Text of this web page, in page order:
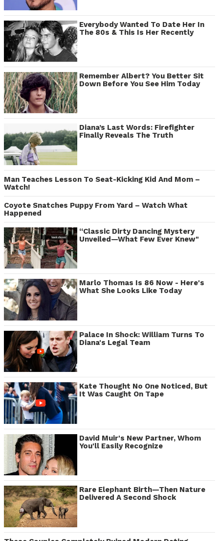
Everybody Wanted To Date Her In
The 80s & This Is Her Recently
Remember Albert? You Better Sit
Down Before You See Him Today
Diana’s Last Words: Firefighter
Finally Reveals The Truth
Man Teaches Lesson To Seat-Kicking Kid And Mom –
Watch!
Coyote Snatches Puppy From Yard – Watch What
Happened
“Classic Dirty Dancing Mystery
Unveiled—What Few Ever Knew"
Marlo Thomas Is 86 Now - Here's
What She Looks Like Today
Palace In Shock: William Turns To
Diana's Legal Team
Kate Thought No One Noticed, But
It Was Caught On Tape
David Muir's New Partner, Whom
You'll Easily Recognize
Rare Elephant Birth—Then Nature
Delivered A Second Shock